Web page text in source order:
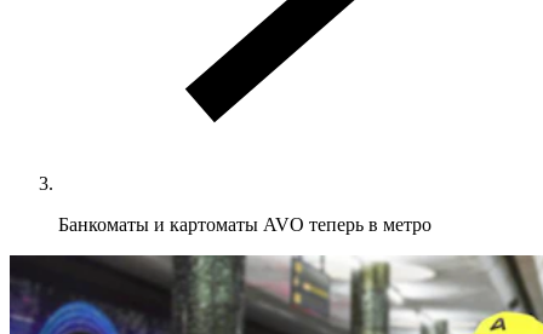
Банкоматы и картоматы AVO теперь в метро